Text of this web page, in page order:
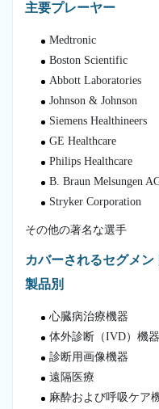
主要プレーヤー
Medtronic
Boston Scientific
Abbott Laboratories
Johnson & Johnson
Siemens Healthineers
GE Healthcare
Philips Healthcare
B. Braun Melsungen
Stryker Corporation
その他の著名な選手
カバーされるセグメン
製品別
心臓病治療機器
体外診断（IVD）機器
診断用画像機器
遠隔医療
麻酔および呼吸ケア